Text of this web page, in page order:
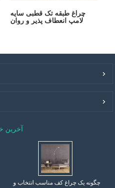
چراغ طبقه تک قطبی سایه
لامپ انعطاف پذیر و روان
آخرین
چگونه یک چراغ کف مناسب انتخاب و